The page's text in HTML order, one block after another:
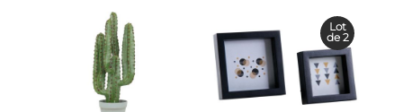
Lot
de 2